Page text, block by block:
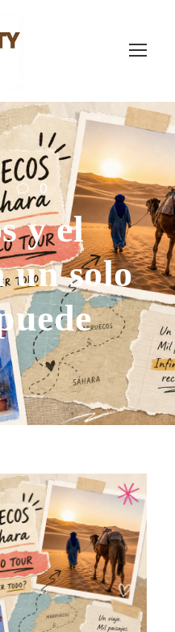
0
y el
un solo